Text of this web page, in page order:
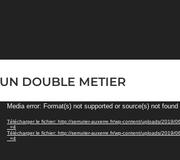
UN DOUBLE METIER
Lecteur
Media error: Format(s) not supported or source(s) not found
Télécharger le fichier: http://serrurier-auxerre.fr/wp-content/uploads/2019/
_=4
Télécharger le fichier: http://serrurier-auxerre.fr/wp-content/uploads/2019/
_=4